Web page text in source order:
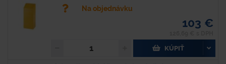
Na objednávku
103 €
KÚPIŤ